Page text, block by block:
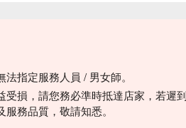
法指定服務人員 / 男女師。
受損，請您務必準時抵達店家，若遲
服務品質，敬請知悉。